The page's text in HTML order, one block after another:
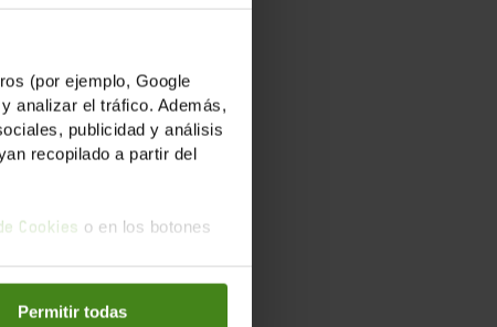
(por ejemplo, Google
analizar el tráfico. Además,
publicidad y análisis
recopilado a partir del
Cookies o en los botones
Permitir todas